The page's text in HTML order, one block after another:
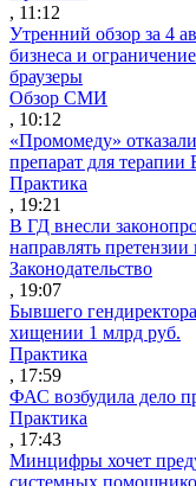
, 11:12
Утренний обзор за 4
бизнеса и
браузеры
Обзор СМИ
, 10:12
«Промомеду»
препарат для
Практика
, 19:21
В ГД внесли
направлять претензии
Законодательство
, 19:07
Бывшего
хищении 1 млрд руб.
Практика
, 17:59
ФАС возбудила дело
Практика
, 17:43
Минцифры хочет
системных